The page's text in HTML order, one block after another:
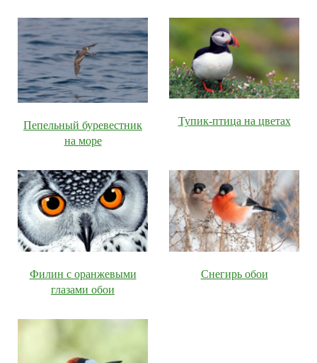
Пепельный буревестник
на море
Тупик-птица на цветах
Филин с оранжевыми
глазами обои
Снегирь обои